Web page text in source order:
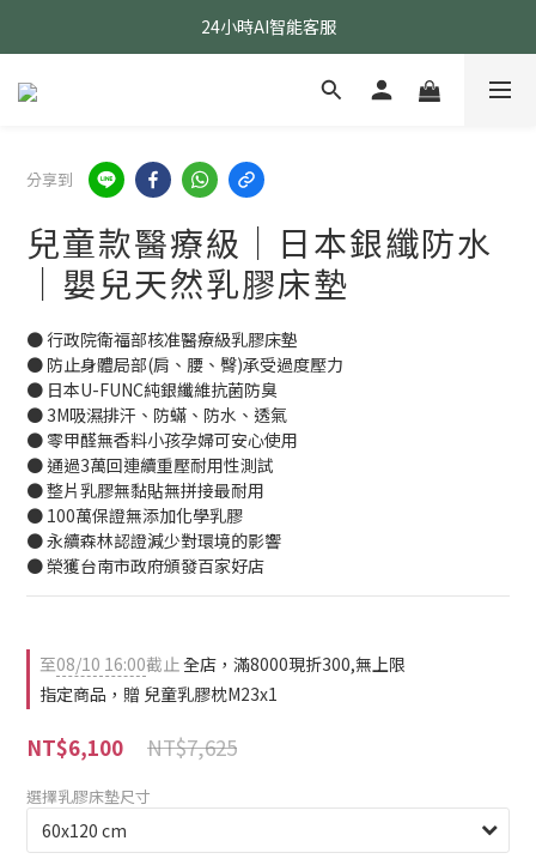
24小時AI智能客服
指定醫療級款式 贈乳膠枕
24小時AI智能客服
分享到
兒童款醫療級｜日本銀纖防水
｜嬰兒天然乳膠床墊
● 行政院衛福部核准醫療級乳膠床墊
● 防止身體局部(肩、腰、臀)承受過度壓力
● 日本U-FUNC純銀纖維抗菌防臭
● 3M吸濕排汗、防蟎、防水、透氣
● 零甲醛無香料小孩孕婦可安心使用
● 通過3萬回連續重壓耐用性測試
● 整片乳膠無黏貼無拼接最耐用
● 100萬保證無添加化學乳膠
● 永續森林認證減少對環境的影響
● 榮獲台南市政府頒發百家好店
至08/10 16:00截止全店，滿8000現折300,無上限
指定商品，贈 兒童乳膠枕M23x1
NT$7,625
NT$6,100
選擇乳膠床墊尺寸